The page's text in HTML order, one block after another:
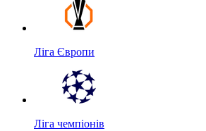
Ліга Європи
Ліга чемпіонів